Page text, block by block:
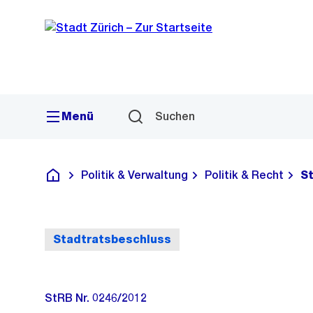
Navigation
Sprunglink
Menü Suchen
Deutsch
Politik & Verwaltung Politik & Recht
Stadtratsbeschluss
StRB Nr. 0246/2012